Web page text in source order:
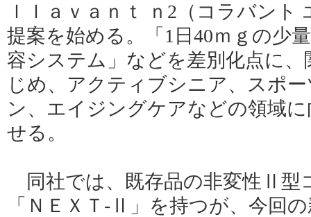
ｌｌａｖａｎｔ ｎ2（コラバント
提案を始める。「1日40ｍｇの少
容システム」などを差別化点に
じめ、アクティブシニア、スポ
ン、エイジングケアなどの領域
せる。
同社では、既存品の非変性Ⅱ型
「ＮＥＸＴ‐Ⅱ」を持つが、今回